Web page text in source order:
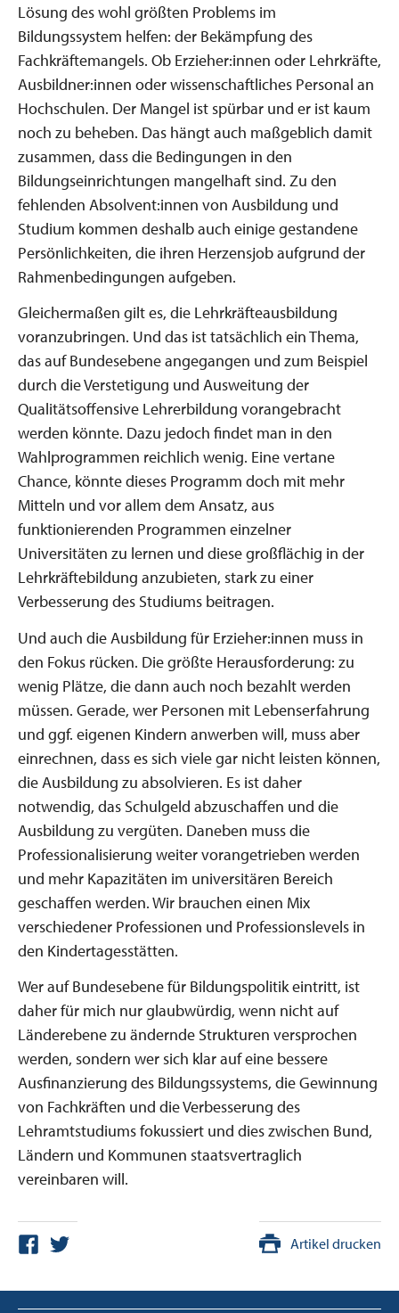
Lösung des wohl größten Problems im
Bildungssystem helfen: der Bekämpfung des
Fachkräftemangels. Ob Erzieher:innen oder Lehrkräfte,
Ausbildner:innen oder wissenschaftliches Personal an
Hochschulen. Der Mangel ist spürbar und er ist kaum
noch zu beheben. Das hängt auch maßgeblich damit
zusammen, dass die Bedingungen in den
Bildungseinrichtungen mangelhaft sind. Zu den
fehlenden Absolvent:innen von Ausbildung und
Studium kommen deshalb auch einige gestandene
Persönlichkeiten, die ihren Herzensjob aufgrund der
Rahmenbedingungen aufgeben.
Gleichermaßen gilt es, die Lehrkräfteausbildung
voranzubringen. Und das ist tatsächlich ein Thema,
das auf Bundesebene angegangen und zum Beispiel
durch die Verstetigung und Ausweitung der
Qualitätsoffensive Lehrerbildung vorangebracht
werden könnte. Dazu jedoch findet man in den
Wahlprogrammen reichlich wenig. Eine vertane
Chance, könnte dieses Programm doch mit mehr
Mitteln und vor allem dem Ansatz, aus
funktionierenden Programmen einzelner
Universitäten zu lernen und diese großflächig in der
Lehrkräftebildung anzubieten, stark zu einer
Verbesserung des Studiums beitragen.
Und auch die Ausbildung für Erzieher:innen muss in
den Fokus rücken. Die größte Herausforderung: zu
wenig Plätze, die dann auch noch bezahlt werden
müssen. Gerade, wer Personen mit Lebenserfahrung
und ggf. eigenen Kindern anwerben will, muss aber
einrechnen, dass es sich viele gar nicht leisten können,
die Ausbildung zu absolvieren. Es ist daher
notwendig, das Schulgeld abzuschaffen und die
Ausbildung zu vergüten. Daneben muss die
Professionalisierung weiter vorangetrieben werden
und mehr Kapazitäten im universitären Bereich
geschaffen werden. Wir brauchen einen Mix
verschiedener Professionen und Professionslevels in
den Kindertagesstätten.
Wer auf Bundesebene für Bildungspolitik eintritt, ist
daher für mich nur glaubwürdig, wenn nicht auf
Länderebene zu ändernde Strukturen versprochen
werden, sondern wer sich klar auf eine bessere
Ausfinanzierung des Bildungssystems, die Gewinnung
von Fachkräften und die Verbesserung des
Lehramtstudiums fokussiert und dies zwischen Bund,
Ländern und Kommunen staatsvertraglich
vereinbaren will.
Artikel drucken